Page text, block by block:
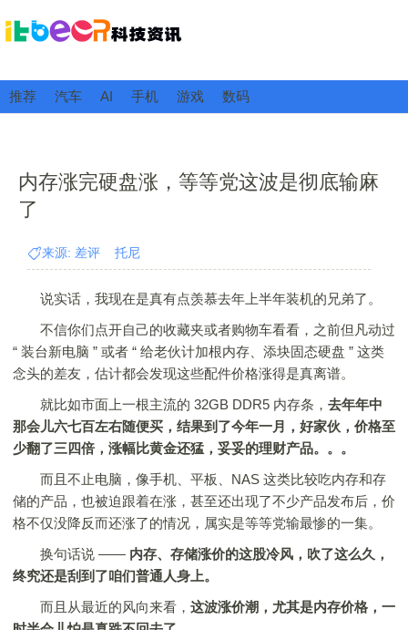
推荐 汽车 AI 手机 游戏 数码
内存涨完硬盘涨，等等党这波是彻底输麻
了
来源: 差评 托尼
说实话，我现在是真有点羡慕去年上半年装机的兄弟了。
不信你们点开自己的收藏夹或者购物车看看，之前但凡动过
“ 装台新电脑 ” 或者 “ 给老伙计加根内存、添块固态硬盘 ” 这类
念头的差友，估计都会发现这些配件价格涨得是真离谱。
就比如市面上一根主流的 32GB DDR5 内存条， 去年年中
那会儿六七百左右随便买，结果到了今年一月，好家伙，价格至
少翻了三四倍，涨幅比黄金还猛，妥妥的理财产品。。。
而且不止电脑，像手机、平板、NAS 这类比较吃内存和存
储的产品，也被迫跟着在涨，甚至还出现了不少产品发布后，价
格不仅没降反而还涨了的情况，属实是等等党输最惨的一集。
换句话说 —— 内存、存储涨价的这股冷风，吹了这么久，
终究还是刮到了咱们普通人身上。
而且从最近的风向来看， 这波涨价潮，尤其是内存价格，一